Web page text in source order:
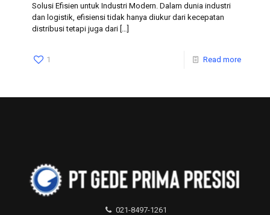
Solusi Efisien untuk Industri Modern. Dalam dunia industri
dan logistik, efisiensi tidak hanya diukur dari kecepatan
distribusi tetapi juga dari […]
1 Read more
021-8497-1261